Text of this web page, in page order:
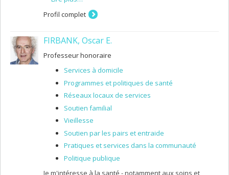
polyvictimisation, de la maltraitance et de la violence
envers les enfants; le développement et l'évaluation
d'innovations sociales qui s'appuient sur des
des enfants, la participation des jeunes et des parents,
partenariale ainsi que le continuum d'action entre la
promotion, la prévention et la protection de la jeunesse.
Profil complet
FIRBANK, Oscar E.
Professeur honoraire
Services à domicile
Programmes et politiques de santé
Réseaux locaux de services
Soutien familial
Vieillesse
Soutien par les pairs et entraide
Pratiques et services dans la communauté
Politique publique
Je m'intéresse à la santé - notamment aux soins et